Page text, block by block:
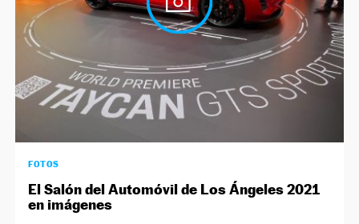
FOTOS
El Salón del Automóvil de Los Ángeles 2021
en imágenes